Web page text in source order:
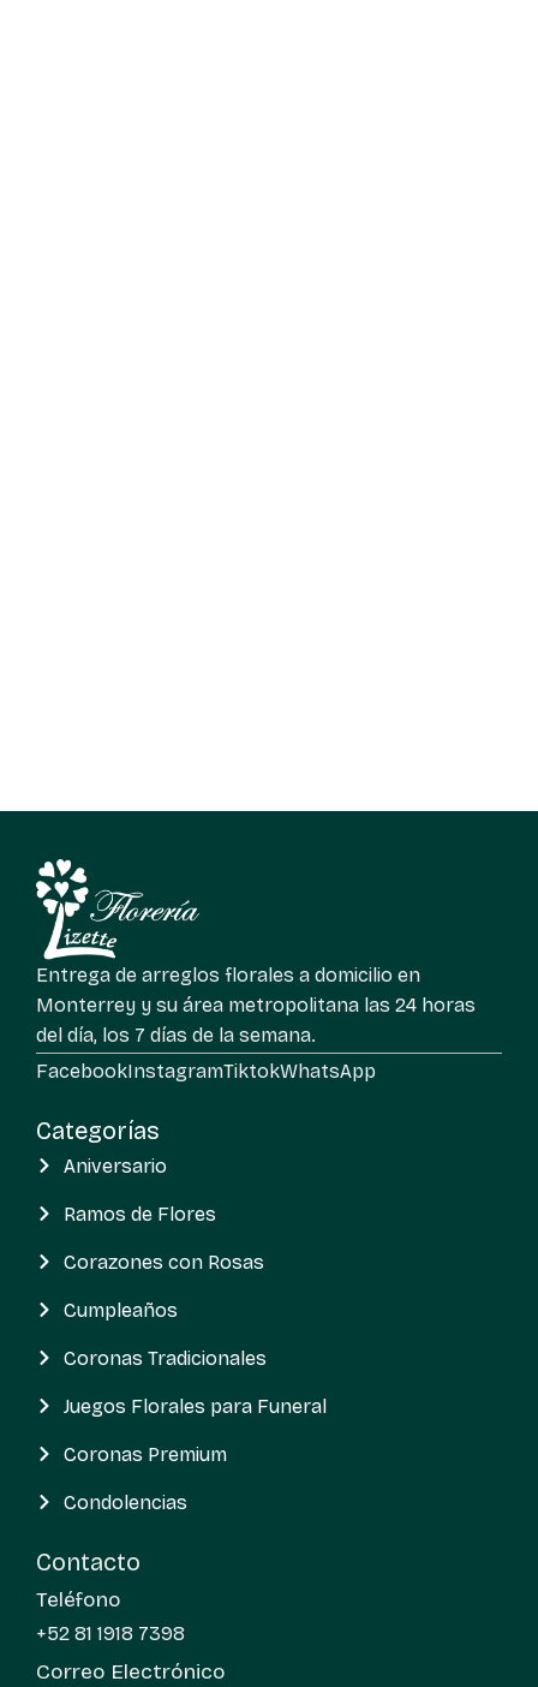
Categorías
Aniversario
Ramos de Flores
Corazones con Rosas
Cumpleaños
Coronas Tradicionales
Juegos Florales para Funeral
Coronas Premium
Condolencias
Entrega de arreglos florales a domicilio en
Monterrey y su área metropolitana las 24 horas
del día, los 7 días de la semana.
FacebookInstagramTiktokWhatsApp
Contacto
Teléfono
+52 81 1918 7398
Correo Electrónico